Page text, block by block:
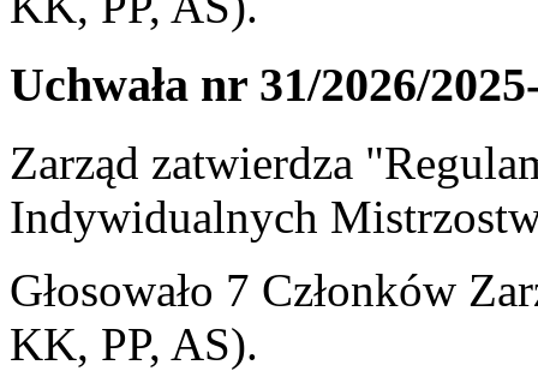
Uchwała nr 31/2026/
Zarząd zatwierdza
Indywidualnych
Głosowało 7 Członków
KK, PP, AS).